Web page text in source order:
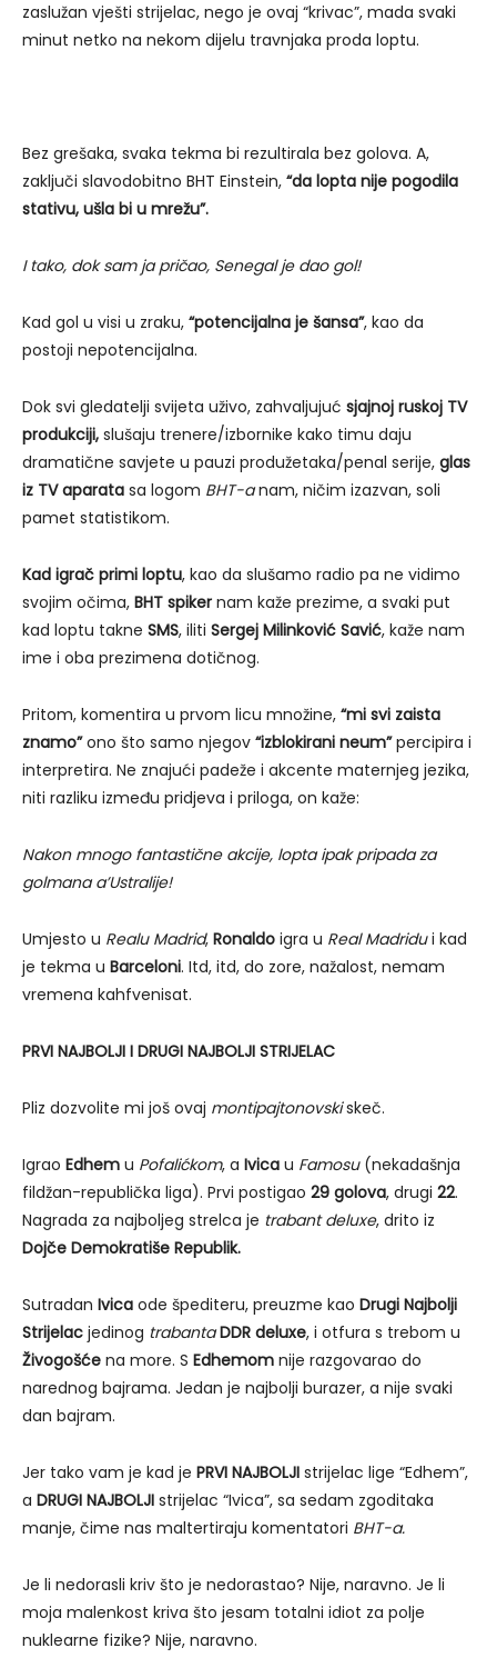
zaslužan vješti strijelac, nego je ovaj “krivac”, mada svaki
minut netko na nekom dijelu travnjaka proda loptu.
Bez grešaka, svaka tekma bi rezultirala bez golova. A,
zaključi slavodobitno BHT Einstein, “da lopta nije pogodila
stativu, ušla bi u mrežu”.
I tako, dok sam ja pričao, Senegal je dao gol!
Kad gol u visi u zraku, “potencijalna je šansa”, kao da
postoji nepotencijalna.
Dok svi gledatelji svijeta uživo, zahvaljujuć sjajnoj ruskoj TV
produkciji, slušaju trenere/izbornike kako timu daju
dramatične savjete u pauzi produžetaka/penal serije, glas
iz TV aparata sa logom BHT-anam, ničim izazvan, soli
pamet statistikom.
Kad igrač primi loptu, kao da slušamo radio pa ne vidimo
svojim očima, BHT spiker nam kaže prezime, a svaki put
kad loptu takne SMS, iliti Sergej Milinković Savić, kaže nam
ime i oba prezimena dotičnog.
Pritom, komentira u prvom licu množine, “mi svi zaista
znamo”ono što samo njegov “izblokirani neum”percipira i
interpretira. Ne znajući padeže i akcente maternjeg jezika,
niti razliku između pridjeva i priloga, on kaže:
Nakon mnogo fantastične akcije, lopta ipak pripada za
golmana a’Ustralije!
Umjesto u Realu Madrid, Ronaldo igra u Real Madridui kad
je tekma u Barceloni. Itd, itd, do zore, nažalost, nemam
vremena kahfvenisat.
PRVI NAJBOLJI I DRUGI NAJBOLJI STRIJELAC
Pliz dozvolite mi još ovaj montipajtonovskiskeč.
Igrao Edhem u Pofalićkom, a Ivica u Famosu (nekadašnja
fildžan-republička liga). Prvi postigao 29 golova, drugi 22.
Nagrada za najboljeg strelca je trabant deluxe, drito iz
Dojče Demokratiše Republik.
Sutradan Ivica ode špediteru, preuzme kao Drugi Najbolji
Strijelac jedinog trabanta DDR deluxe, i otfura s trebom u
Živogošće na more. S Edhemom nije razgovarao do
narednog bajrama. Jedan je najbolji burazer, a nije svaki
dan bajram.
Jer tako vam je kad je PRVI NAJBOLJI strijelac lige “Edhem”,
a DRUGI NAJBOLJI strijelac “Ivica”, sa sedam zgoditaka
manje, čime nas maltertiraju komentatori BHT-a.
Je li nedorasli kriv što je nedorastao? Nije, naravno. Je li
moja malenkost kriva što jesam totalni idiot za polje
nuklearne fizike? Nije, naravno.